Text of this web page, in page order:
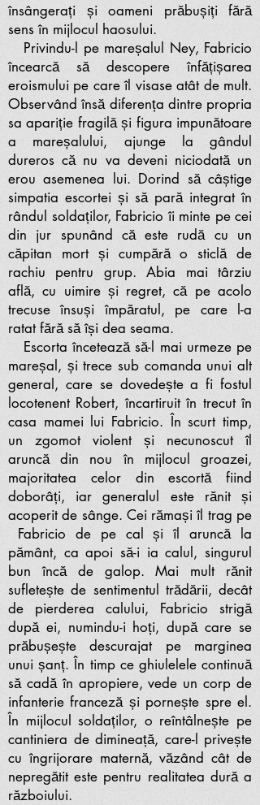
însângerați și oameni prăbușiți fără
sens în mijlocul haosului.
Privindu-l pe mareșalul Ney, Fabricio
încearcă să descopere înfățișarea
eroismului pe care îl visase atât de mult.
Observând însă diferența dintre propria
sa apariție fragilă și figura impunătoare
a mareșalului, ajunge la gândul
dureros că nu va deveni niciodată un
erou asemenea lui. Dorind să câștige
simpatia escortei și să pară integrat în
rândul soldaților, Fabricio îi minte pe cei
din jur spunând că este rudă cu un
căpitan mort și cumpără o sticlă de
rachiu pentru grup. Abia mai târziu
află, cu uimire și regret, că pe acolo
trecuse însuși împăratul, pe care l-a
ratat fără să își dea seama.
Escorta încetează să-l mai urmeze pe
mareșal, și trece sub comanda unui alt
general, care se dovedește a fi fostul
locotenent Robert, încartiruit în trecut în
casa mamei lui Fabricio. În scurt timp,
un zgomot violent și necunoscut îl
aruncă din nou în mijlocul groazei,
majoritatea celor din escortă fiind
doborâți, iar generalul este rănit și
acoperit de sânge. Cei rămași îl trag pe
Fabricio de pe cal și îl aruncă la
pământ, ca apoi să-i ia calul, singurul
bun încă de galop. Mai mult rănit
sufletește de sentimentul trădării, decât
de pierderea calului, Fabricio strigă
după ei, numindu-i hoți, după care se
prăbușește descurajat pe marginea
unui șanț. În timp ce ghiulelele continuă
să cadă în apropiere, vede un corp de
infanterie franceză și pornește spre el.
În mijlocul soldaților, o reîntâlnește pe
cantiniera de dimineață, care-l privește
cu îngrijorare maternă, văzând cât de
nepregătit este pentru realitatea dură a
războiului.